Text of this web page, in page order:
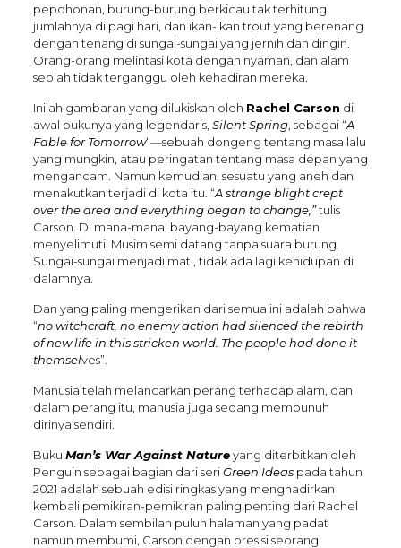
pepohonan, burung-burung berkicau tak terhitung
jumlahnya di pagi hari, dan ikan-ikan trout yang berenang
dengan tenang di sungai-sungai yang jernih dan dingin.
Orang-orang melintasi kota dengan nyaman, dan alam
seolah tidak terganggu oleh kehadiran mereka.
Inilah gambaran yang dilukiskan oleh Rachel Carson di
awal bukunya yang legendaris, Silent Spring, sebagai “A
Fable for Tomorrow“—sebuah dongeng tentang masa lalu
yang mungkin, atau peringatan tentang masa depan yang
mengancam. Namun kemudian, sesuatu yang aneh dan
menakutkan terjadi di kota itu. “A strange blight crept
over the area and everything began to change,”tulis
Carson. Di mana-mana, bayang-bayang kematian
menyelimuti. Musim semi datang tanpa suara burung.
Sungai-sungai menjadi mati, tidak ada lagi kehidupan di
dalamnya.
Dan yang paling mengerikan dari semua ini adalah bahwa
“no witchcraft, no enemy action had silenced the rebirth
of new life in this stricken world. The people had done it
themselves”.
Manusia telah melancarkan perang terhadap alam, dan
dalam perang itu, manusia juga sedang membunuh
dirinya sendiri.
Buku Man’s War Against Natureyang diterbitkan oleh
Penguin sebagai bagian dari seriGreen Ideaspada tahun
2021 adalah sebuah edisi ringkas yang menghadirkan
kembali pemikiran-pemikiran paling penting dari Rachel
Carson. Dalam sembilan puluh halaman yang padat
namun membumi, Carson dengan presisi seorang